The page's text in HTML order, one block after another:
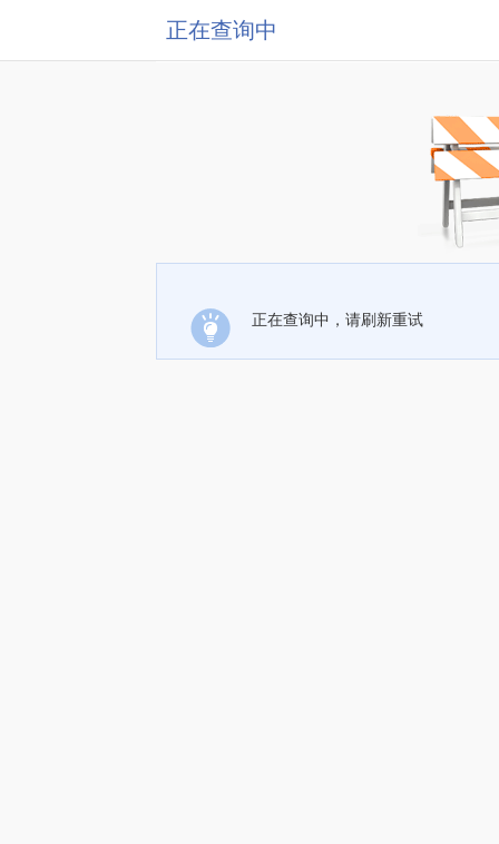
正在查询中
正在查询中，请刷新重试